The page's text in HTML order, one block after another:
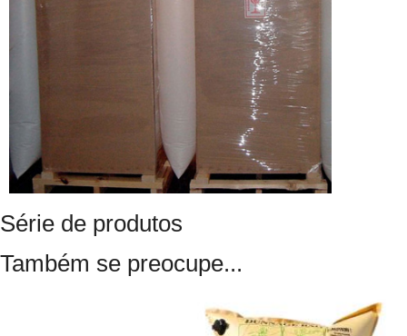
Série de produtos
Também se preocupe...